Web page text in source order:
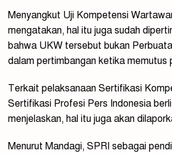
Menyangkut Uji Kompetensi
mengatakan, hal itu juga sudah
bahwa UKW tersebut bukan
dalam pertimbangan ketika memutus
Terkait pelaksanaan Sertifikasi
Sertifikasi Profesi Pers Indonesia
menjelaskan, hal itu juga akan
Menurut Mandagi, SPRI sebagai